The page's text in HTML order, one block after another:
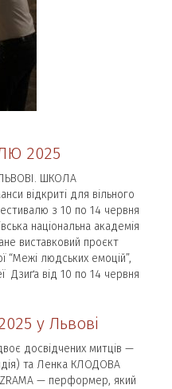
2025
ШКОЛА
відкриті для вільного
з 10 по 14 червня
національна академія
виставковий проєкт
“Межі людських емоцій”,
Дзиґа від 10 по 14 червня
у Львові
досвідчених митців —
та Ленка КЛОДОВА
— перформер, який